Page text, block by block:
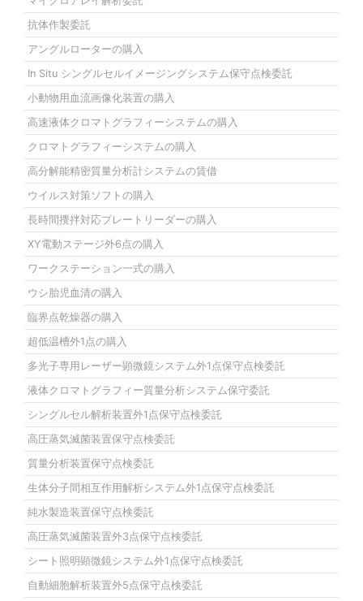
抗体作製委託
アングルローターの購入
In Situ シングルセルイメージングシステム保守点検委託
小動物用血流画像化装置の購入
高速液体クロマトグラフィーシステムの購入
クロマトグラフィーシステムの購入
高分解能精密質量分析計システムの賃借
ウイルス対策ソフトの購入
長時間攪拌対応プレートリーダーの購入
XY電動ステージ外6点の購入
ワークステーション一式の購入
ウシ胎児血清の購入
臨界点乾燥器の購入
超低温槽外1点の購入
多光子専用レーザー顕微鏡システム外1点保守点検委託
液体クロマトグラフィー質量分析システム保守委託
シングルセル解析装置外1点保守点検委託
高圧蒸気滅菌装置保守点検委託
質量分析装置保守点検委託
生体分子間相互作用解析システム外1点保守点検委託
純水製造装置保守点検委託
高圧蒸気滅菌装置外3点保守点検委託
シート照明顕微鏡システム外1点保守点検委託
自動細胞解析装置外5点保守点検委託